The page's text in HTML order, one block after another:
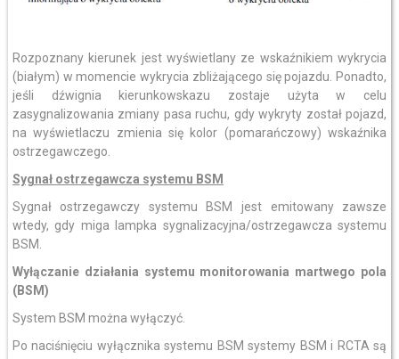
Rozpoznany kierunek jest wyświetlany ze wskaźnikiem wykrycia
(białym) w momencie wykrycia zbliżającego się pojazdu. Ponadto,
jeśli dźwignia kierunkowskazu zostaje użyta w celu
zasygnalizowania zmiany pasa ruchu, gdy wykryty został pojazd,
na wyświetlaczu zmienia się kolor (pomarańczowy) wskaźnika
ostrzegawczego.
Sygnał ostrzegawcza systemu BSM
Sygnał ostrzegawczy systemu BSM jest emitowany zawsze
wtedy, gdy miga lampka sygnalizacyjna/ostrzegawcza systemu
BSM.
Wyłączanie działania systemu monitorowania martwego pola
(BSM)
System BSM można wyłączyć.
Po naciśnięciu wyłącznika systemu BSM systemy BSM i RCTA są